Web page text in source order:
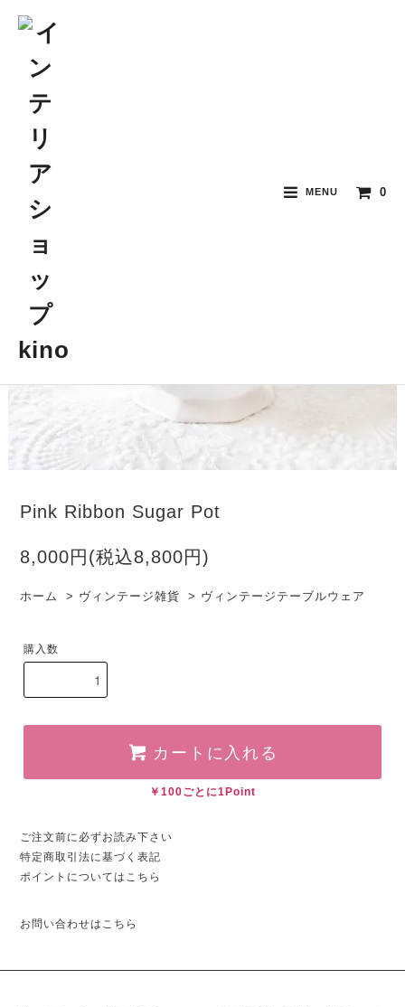
MENU 0
Pink Ribbon Sugar Pot
8,000円(税込8,800円)
ホーム > ヴィンテージ雑貨 > ヴィンテージテーブルウェア
購入数
カートに入れる
￥100ごとに1Point
ご注文前に必ずお読み下さい
特定商取引法に基づく表記
ポイントについてはこちら
お問い合わせはこちら